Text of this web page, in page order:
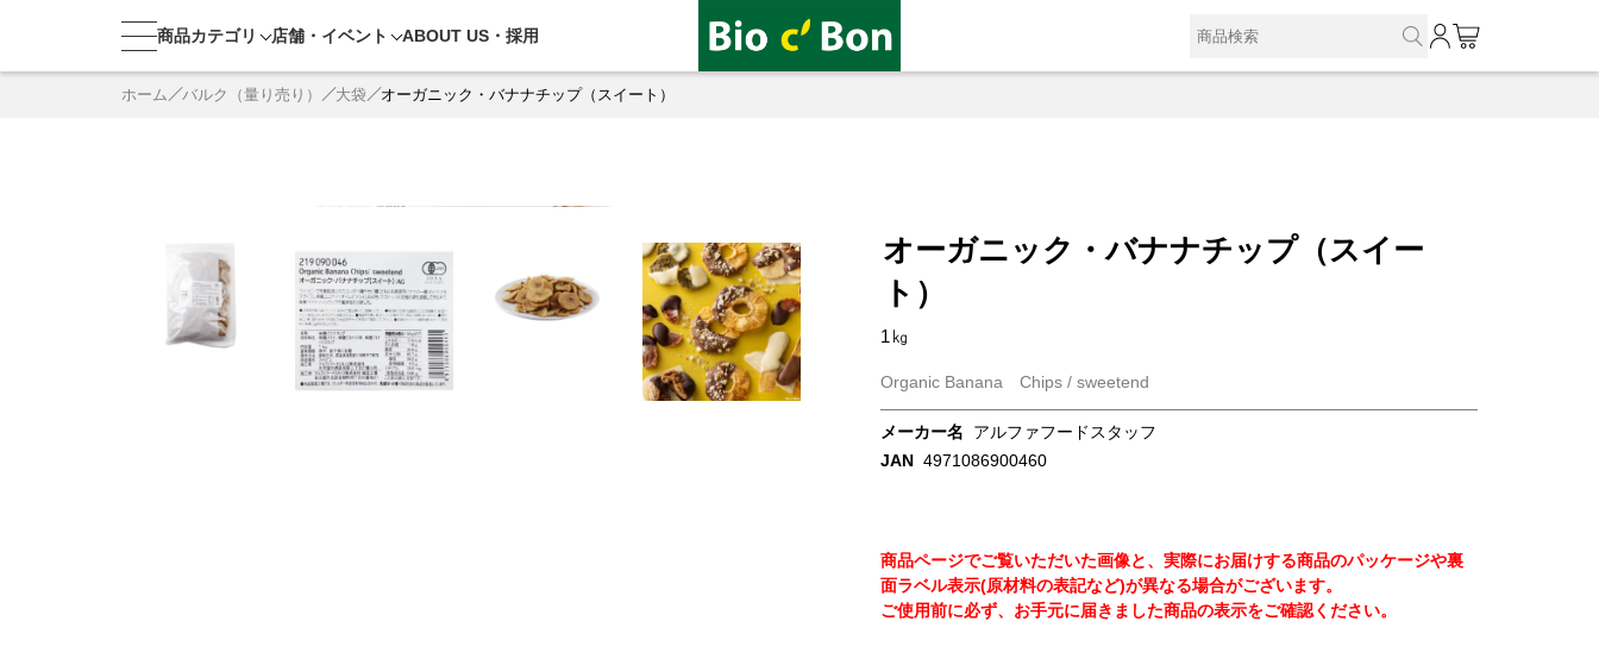
商品カテゴリ 店舗・ イベント ABOUT US・ 採用
ホーム バルク（量り売り） 大袋 オーガニック・バナナチップ（スイート）
オーガニック・バナナチップ（スイー
ト）
1㎏
Organic Banana Chips / sweetend
メーカー名
アルファフードスタッフ
JAN 4971086900460
商品ページでご覧いただいた画像と、実際にお届けする商品のパッケージや裏
面ラベル表示(原材料の表記など)が異なる場合がございます。
ご使用前に必ず、お手元に届きました商品の表示をご確認ください。